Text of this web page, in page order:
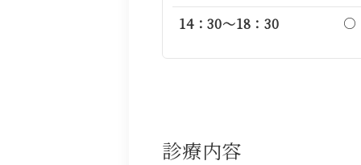
14：30～18：30 ○
診療内容